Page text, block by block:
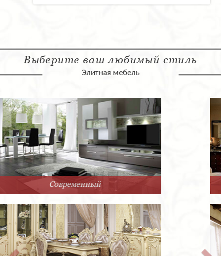
Выберите ваш любимый стиль
Элитная мебель
Арт-Деко